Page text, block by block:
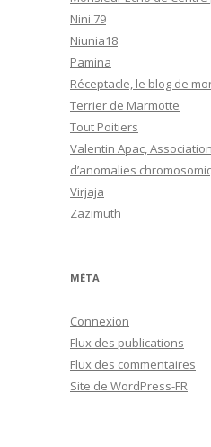
Nini 79
Niunia18
Pamina
Réceptacle, le blog de
Terrier de Marmotte
Tout Poitiers
Valentin Apac,
d’anomalies
Virjaja
Zazimuth
MÉTA
Connexion
Flux des publications
Flux des commentaires
Site de WordPress-FR